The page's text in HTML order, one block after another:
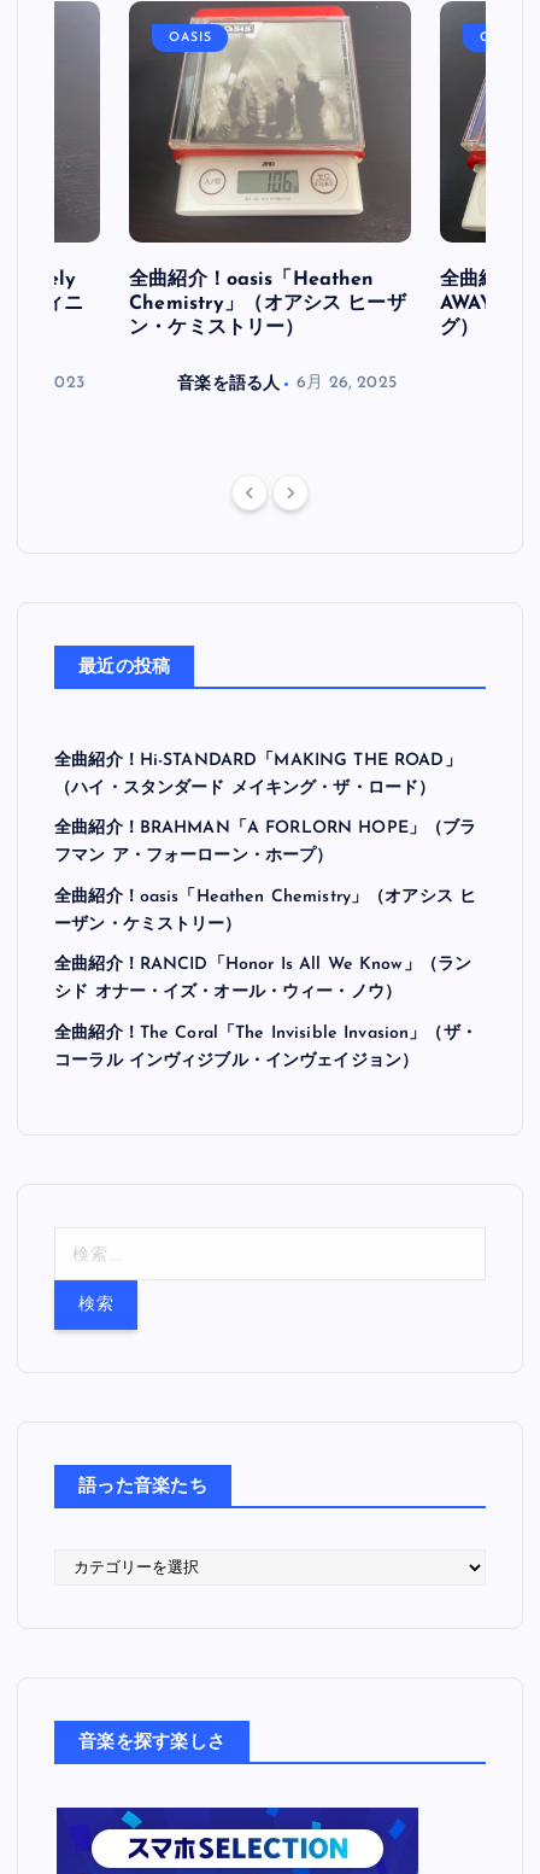
フィニ
30, 2023
OASIS
全曲紹介！oasis「Heathen
Chemistry」（オアシス ヒーザ
ン・ケミストリー）
音楽を語る人 6月 26, 2025
OASIS
全曲紹介
AWAY」
グ）
最近の投稿
全曲紹介！Hi-STANDARD「MAKING THE ROAD」
（ハイ・スタンダード メイキング・ザ・ロード）
全曲紹介！BRAHMAN「A FORLORN HOPE」（ブラ
フマン ア・フォーローン・ホープ）
全曲紹介！oasis「Heathen Chemistry」（オアシス ヒ
ーザン・ケミストリー）
全曲紹介！RANCID「Honor Is All We Know」（ラン
シド オナー・イズ・オール・ウィー・ノウ）
全曲紹介！The Coral「The Invisible Invasion」（ザ・
コーラル インヴィジブル・インヴェイジョン）
語った音楽たち
音楽を探す楽しさ